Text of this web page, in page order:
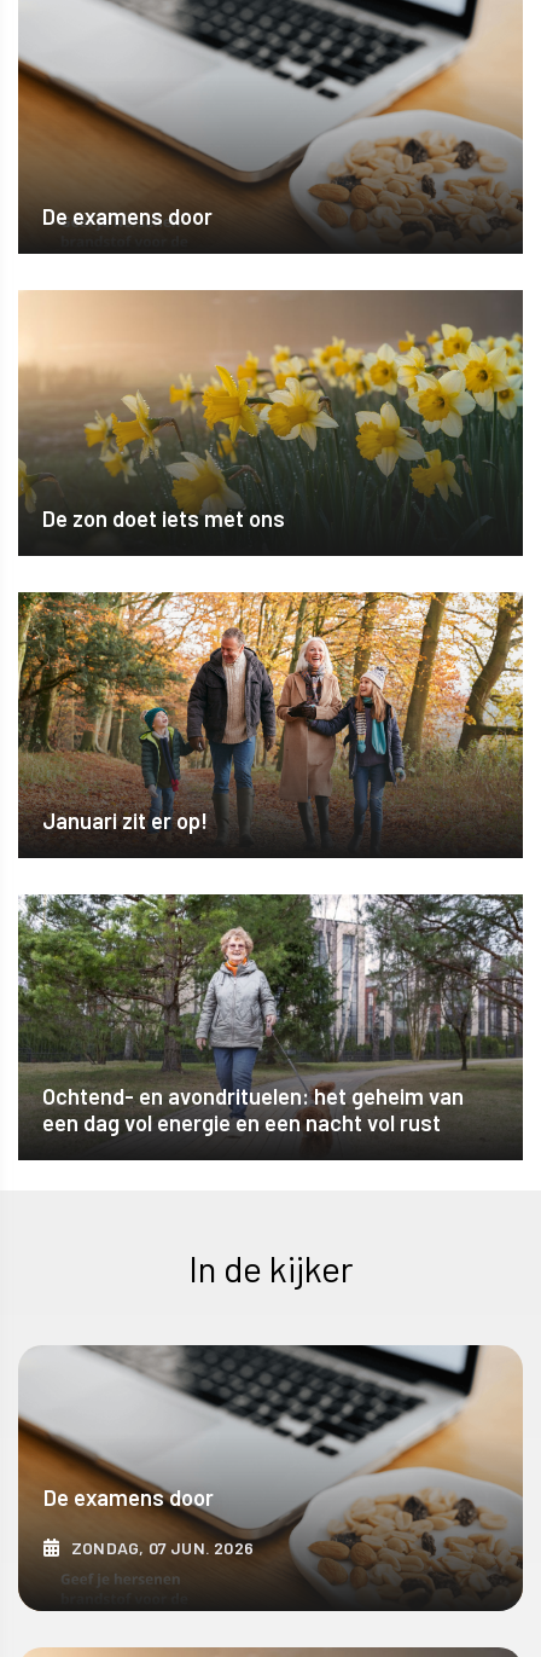
De examens door
De zon doet iets met ons
Januari zit er op!
Ochtend- en avondrituelen: het geheim van
een dag vol energie en een nacht vol rust
In de kijker
De examens door
ZONDAG, 07 JUN. 2026
ONTDEK MEER